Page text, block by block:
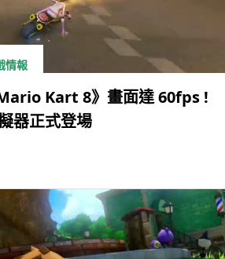
情報
Kart 8》畫面達 60fps !
器正式登場